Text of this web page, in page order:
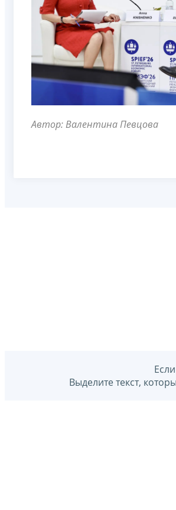
Автор: Валентина Певцова
Выделите текст,